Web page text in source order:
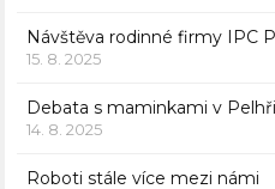
Návštěva rodinné firmy IPC
15. 8. 2025
Debata s maminkami v
14. 8. 2025
Roboti stále více mezi námi